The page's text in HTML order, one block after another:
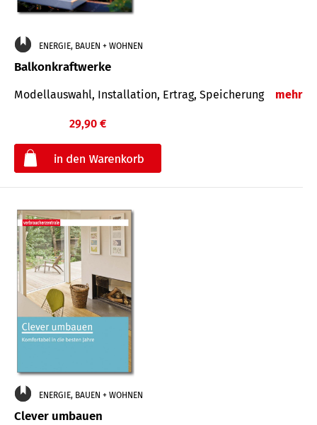
ENERGIE, BAUEN + WOHNEN
Balkonkraftwerke
Modellauswahl, Installation, Ertrag, Speicherung mehr
29,90 €
ENERGIE, BAUEN + WOHNEN
Clever umbauen